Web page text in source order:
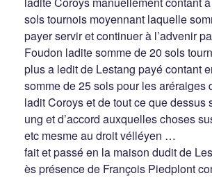
sols tournois moyennant laquelle
payer servir et continuer à l’advenir
Foudon ladite somme de 20 sols
plus a ledit de Lestang payé contant
somme de 25 sols pour les aréraiges
ladit Coroys et de tout ce que
ung et d’accord auxquelles choses
etc mesme au droit vélléyen …
fait et passé en la maison dudit de
ès présence de François Piedplont